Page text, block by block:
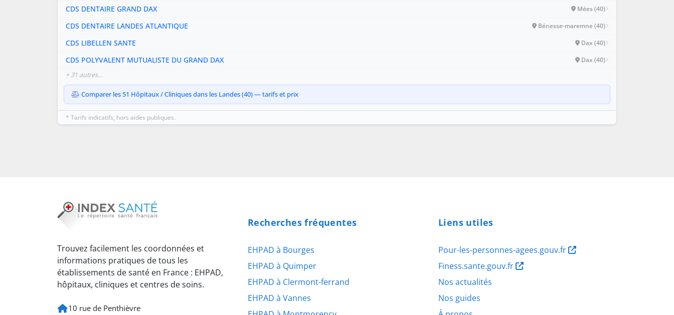
CDS DENTAIRE GRAND DAX Mées (40)
CDS DENTAIRE LANDES ATLANTIQUE Bénesse-maremne (40)
CDS LIBELLEN SANTE Dax (40)
CDS POLYVALENT MUTUALISTE DU GRAND DAX
Dax (40)
+ 31 autres…
Comparer les 51 Hôpitaux / Cliniques dans les Landes (40) — tarifs et prix
* Tarifs indicatifs, hors aides publiques.
Trouvez facilement les coordonnées et
informations pratiques de tous les
établissements de santé en France : EHPAD,
hôpitaux, cliniques et centres de soins.
10 rue de Penthièvre
Recherches fréquentes
EHPAD à Bourges
EHPAD à Quimper
EHPAD à Clermont-ferrand
EHPAD à Vannes
Liens utiles
Pour-les-personnes-agees.gouv.fr
Finess.sante.gouv.fr
Nos actualités
Nos guides